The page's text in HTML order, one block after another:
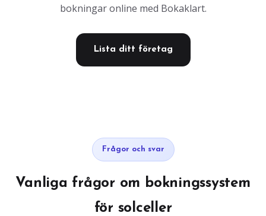
bokningar online med Bokaklart.
Lista ditt företag
Frågor och svar
Vanliga frågor om bokningssystem
för solceller